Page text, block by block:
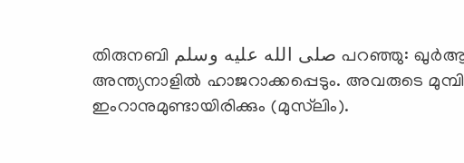
തിരുനബി صلى الله عليه وسلم പറഞ്ഞു: ഖുര്‍ആനും അതനുസരിച്ച് പ്രവര്‍ത്തിച്ചവരെയും
അന്ത്യനാളില്‍ ഹാജറാക്കപ്പെടും. അവരുടെ
ഇംറാനുമുണ്ടായിരിക്കും (മുസ്‌ലിം).